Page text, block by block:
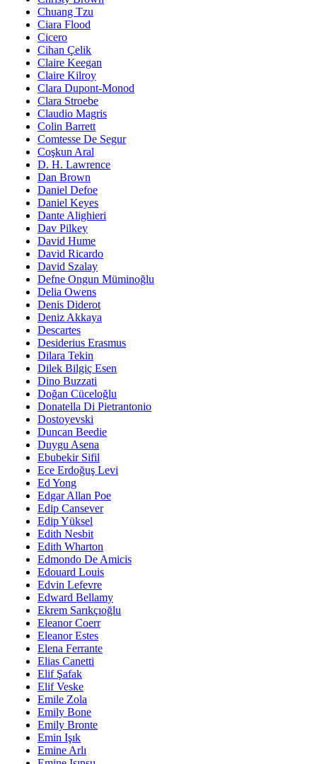
Chuang Tzu
Ciara Flood
Cicero
Cihan Çelik
Claire Keegan
Claire Kilroy
Clara Dupont-Monod
Clara Stroebe
Claudio Magris
Colin Barrett
Comtesse De Segur
Coşkun Aral
D. H. Lawrence
Dan Brown
Daniel Defoe
Daniel Keyes
Dante Alighieri
Dav Pilkey
David Hume
David Ricardo
David Szalay
Defne Ongun Müminoğlu
Delia Owens
Denis Diderot
Deniz Akkaya
Descartes
Desiderius Erasmus
Dilara Tekin
Dilek Bilgiç Esen
Dino Buzzati
Doğan Cüceloğlu
Donatella Di Pietrantonio
Dostoyevski
Duncan Beedie
Duygu Asena
Ebubekir Sifil
Ece Erdoğuş Levi
Ed Yong
Edgar Allan Poe
Edip Cansever
Edip Yüksel
Edith Nesbit
Edith Wharton
Edmondo De Amicis
Edouard Louis
Edvin Lefevre
Edward Bellamy
Ekrem Sarıkçıoğlu
Eleanor Coerr
Eleanor Estes
Elena Ferrante
Elias Canetti
Elif Şafak
Elif Veske
Emile Zola
Emily Bone
Emily Bronte
Emin Işık
Emine Arlı